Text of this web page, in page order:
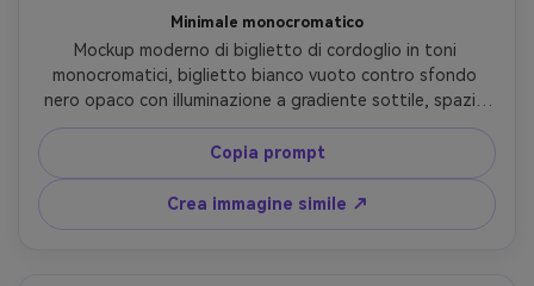
Minimale monocromatico
Mockup moderno di biglietto di cordoglio in toni
monocromatici, biglietto bianco vuoto contro sfondo
nero opaco con illuminazione a gradiente sottile, spazio
negativo pulito per tipografia futura, nessun testo,
nessuna lettera, illuminazione studio, alto contrasto,
bordi netti, fotorealistico, obiettivo 85mm, profondità di
campo ridotta --ar 4:5
Copia prompt
Crea immagine simile ↗